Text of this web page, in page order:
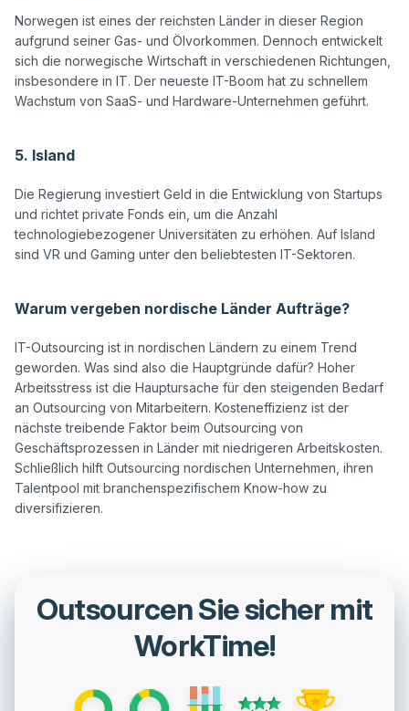
Norwegen ist eines der reichsten Länder in dieser Region
aufgrund seiner Gas- und Ölvorkommen. Dennoch entwickelt
sich die norwegische Wirtschaft in verschiedenen Richtungen,
insbesondere in IT. Der neueste IT-Boom hat zu schnellem
Wachstum von SaaS- und Hardware-Unternehmen geführt.
5. Island
Die Regierung investiert Geld in die Entwicklung von Startups
und richtet private Fonds ein, um die Anzahl
technologiebezogener Universitäten zu erhöhen. Auf Island
sind VR und Gaming unter den beliebtesten IT-Sektoren.
Warum vergeben nordische Länder Aufträge?
IT-Outsourcing ist in nordischen Ländern zu einem Trend
geworden. Was sind also die Hauptgründe dafür? Hoher
Arbeitsstress ist die Hauptursache für den steigenden Bedarf
an Outsourcing von Mitarbeitern. Kosteneffizienz ist der
nächste treibende Faktor beim Outsourcing von
Geschäftsprozessen in Länder mit niedrigeren Arbeitskosten.
Schließlich hilft Outsourcing nordischen Unternehmen, ihren
Talentpool mit branchenspezifischem Know-how zu
Outsourcen Sie sicher mit
WorkTime!